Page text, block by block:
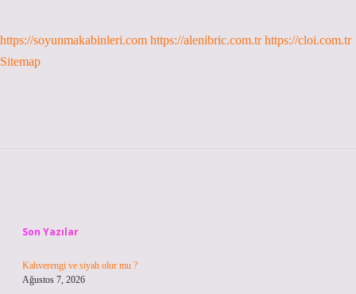
https://soyunmakabinleri.com https://alenibric.com.tr https://cloi.com.tr
Sitemap
Son Yazılar
Kahverengi ve siyah olur mu ?
Ağustos 7, 2026